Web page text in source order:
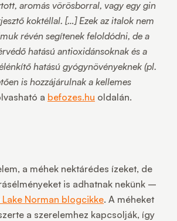
aromás vörösborral, vagy egy gin
koktéllal. […] Ezek az italok nem
révén segítenek feloldódni, de a
hatású antioxidánsoknak és a
hatású gyógynövényeknek (pl.
is hozzájárulnak a kellemes
a befozes.hu oldalán.
a méhek nektárédes ízeket, de
is adhatnak nekünk –
Lake Norman blogcikke. A méheket
a szerelemhez kapcsolják, így